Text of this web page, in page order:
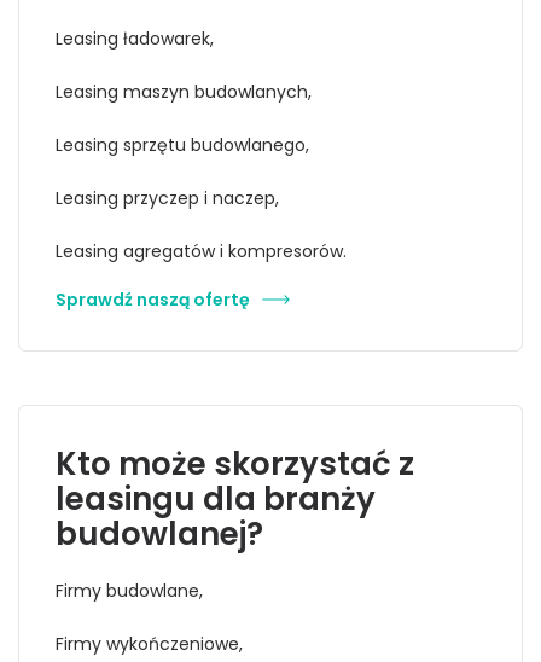
Leasing ładowarek,
Leasing maszyn budowlanych,
Leasing sprzętu budowlanego,
Leasing przyczep i naczep,
Leasing agregatów i kompresorów.
Sprawdź naszą ofertę
Kto może skorzystać z
leasingu dla branży
budowlanej?
Firmy budowlane,
Firmy wykończeniowe,